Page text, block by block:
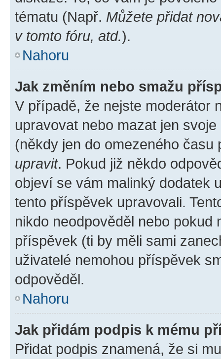
tématu (Např. Můžete přidat
v tomto fóru, atd.).
Nahoru
Jak změním nebo smažu
V případě, že nejste moderátor
upravovat nebo mazat jen
(někdy jen do omezeného
upravit. Pokud již někdo
objeví se vám malinký dodatek
tento příspěvek upravovali.
nikdo neodpověděl nebo pokud
příspěvek (ti by měli sami
uživatelé nemohou příspěvek
odpověděl.
Nahoru
Jak přidám podpis k mému
Přidat podpis znamená, že si